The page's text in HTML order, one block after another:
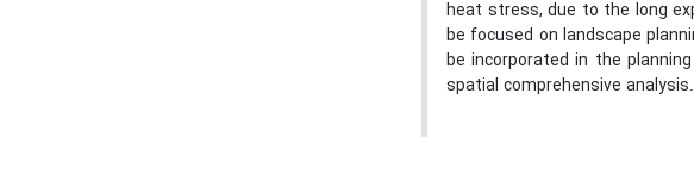
heat stress, due to the long
be focused on landscape
be incorporated in the
spatial comprehensive analysis.